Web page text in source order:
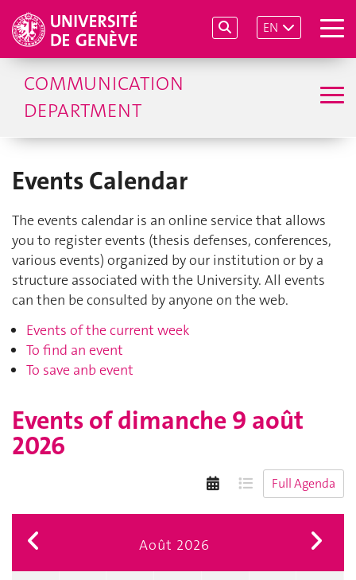
EN
COMMUNICATION
DEPARTMENT
Events Calendar
The events calendar is an online service that allows
you to register events (thesis defenses, conferences,
various events) organized by our institution or by a
structure associated with the University. All events
can then be consulted by anyone on the web.
Events of the current week
To find an event
To save anb event
Events ofdimanche 9 août
2026
Full Agenda
Août 2026